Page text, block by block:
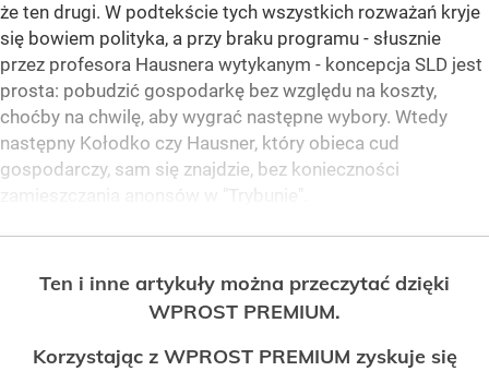
że ten drugi. W podtekście tych wszystkich rozważań kryje
się bowiem polityka, a przy braku programu - słusznie
przez profesora Hausnera wytykanym - koncepcja SLD jest
prosta: pobudzić gospodarkę bez względu na koszty,
choćby na chwilę, aby wygrać następne wybory. Wtedy
następny Kołodko czy Hausner, który obieca cud
gospodarczy, sam się znajdzie, bez konieczności
zamieszczania anonsów w "Trybunie".
Ten i inne artykuły można przeczytać dzięki
WPROST PREMIUM.
Korzystając z WPROST PREMIUM zyskuje się